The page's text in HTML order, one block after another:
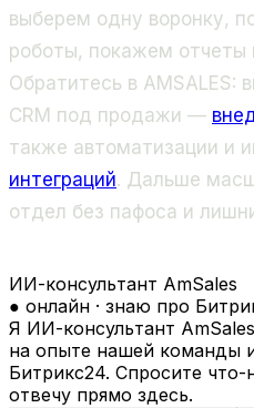
выберем одну воронку,
роботы, покажем отчеты
Обратитесь в AMSALES:
CRM под продажи —
также автоматизации и
интеграций. Дальше
отдел без пафоса и
ИИ-консультант AmSales
● онлайн · знаю про
Я ИИ-консультант
на опыте нашей команды
Битрикс24. Спросите
отвечу прямо здесь.